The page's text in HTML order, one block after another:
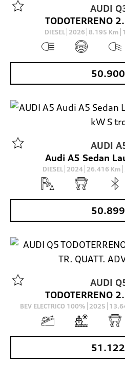
AUDI
DIESEL 2026 8.195 Km
50.900
AUDI
DIESEL 2024 26.416 Km
50.899
AUDI
BEV ELECTRICO 100% 2025
51.122